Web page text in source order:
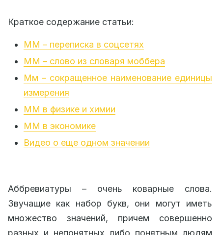
Краткое содержание статьи:
ММ – переписка в соцсетях
ММ – слово из словаря моббера
Мм – сокращенное наименование единицы
измерения
ММ в физике и химии
ММ в экономике
Видео о еще одном значении
Аббревиатуры – очень коварные слова.
Звучащие как набор букв, они могут иметь
множество значений, причем совершенно
разных и непонятных либо понятным людям